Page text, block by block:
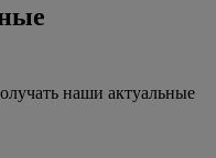
наши актуальные